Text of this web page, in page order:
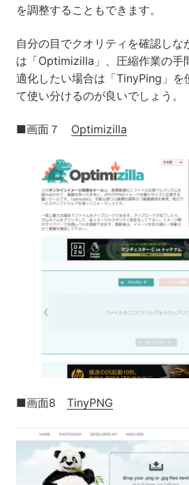
を調整することもできます。
自分の目でクオリティを確認しな
は「Optimizilla」、圧縮作業の手
適化したい場合は「TinyPing」を
て使い分けるのが良いでしょう。
■画面７ Optimizilla
■画面8 TinyPNG